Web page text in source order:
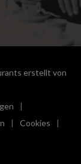
erstellt von
neues Fenster))
ein neues Fenster))
Cookies
((öffnet